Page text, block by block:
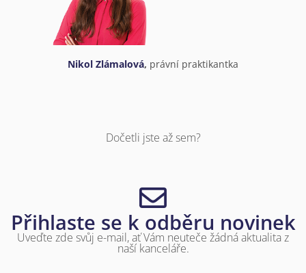
Nikol Zlámalová, právní praktikantka
Dočetli jste až sem?
Přihlaste se k odběru novinek
Uveďte zde svůj e-mail, ať Vám neuteče žádná aktualita z
naší kanceláře.